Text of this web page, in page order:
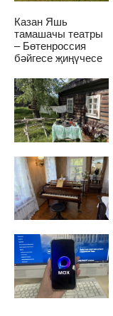
Казан Яшь
тамашачы театры
– Бөтенроссия
бәйгесе җиңүчесе